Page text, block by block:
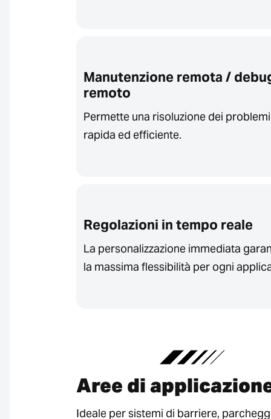
Manutenzione remota /
remoto
Permette una risoluzione dei problemi
rapida ed efficiente.
Regolazioni in tempo reale
La personalizzazione immediata
la massima flessibilità per ogni
Aree di
Ideale per sistemi di barriere,